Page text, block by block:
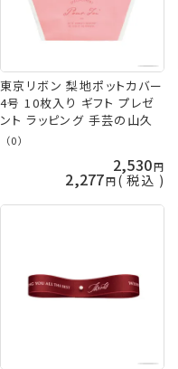
東京リボン 梨地ポットカバー
4号 10枚入り ギフト プレゼ
ント ラッピング 手芸の山久
（0）
2,530
2,277 税込